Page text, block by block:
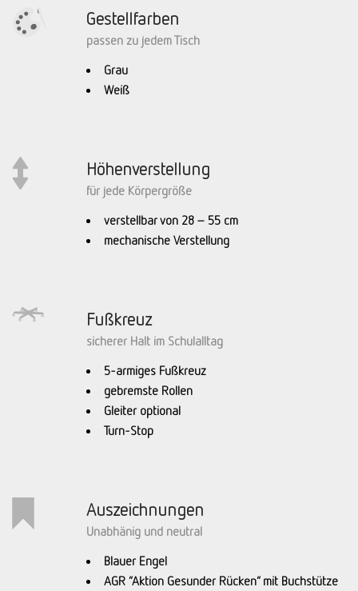
Gestellfarben
passen zu jedem Tisch
Grau
Weiß
Höhenverstellung
für jede Körpergröße
verstellbar von 28 – 55 cm
mechanische Verstellung
Fußkreuz
sicherer Halt im Schulalltag
5-armiges Fußkreuz
gebremste Rollen
Gleiter optional
Turn-Stop
Auszeichnungen
Unabhänig und neutral
Blauer Engel
AGR “Aktion Gesunder Rücken” mit Buchstütze